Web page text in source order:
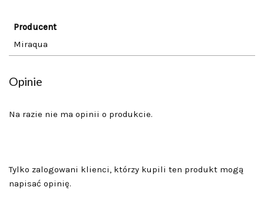
Producent
Miraqua
Opinie
Na razie nie ma opinii o produkcie.
Tylko zalogowani klienci, którzy kupili ten produkt mogą
napisać opinię.